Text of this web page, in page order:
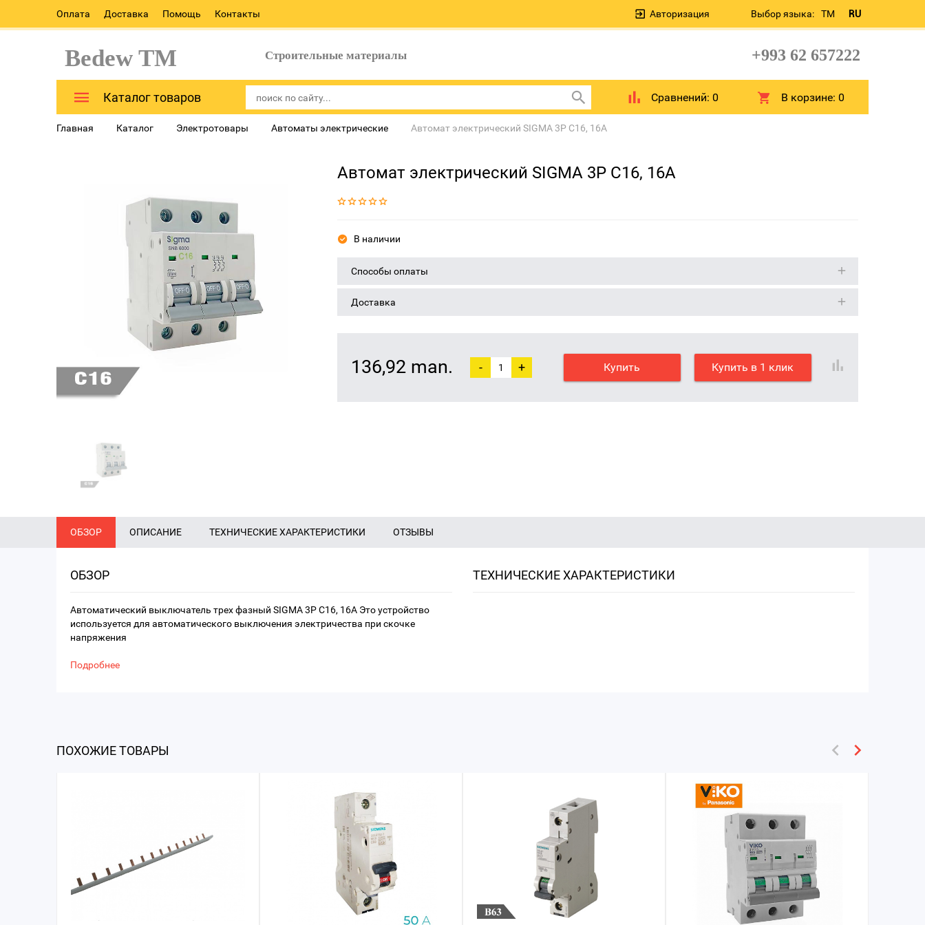
Оплата Доставка Помощь Контакты Выбор языка: TM RU
Авторизация
Bedew TM Строительные материалы +993 62 657222
Каталог товаров Сравнений: 0 В корзине:0
Главная Каталог Электротовары Автоматы электрические Автомат электрический SIGMA 3P C16, 16A
Автомат электрический SIGMA 3P C16, 16A
В наличии
Способы оплаты
Доставка
136,92 man. - + Купить Купить в 1 клик
ОБЗОР ОПИСАНИЕ ТЕХНИЧЕСКИЕ ХАРАКТЕРИСТИКИ ОТЗЫВЫ
ОБЗОР
Автоматический выключатель трех фазный SIGMA 3P C16, 16A Это устройство
используется для автоматического выключения электричества при скочке
напряжения
Подробнее
ТЕХНИЧЕСКИЕ ХАРАКТЕРИСТИКИ
ПОХОЖИЕ ТОВАРЫ